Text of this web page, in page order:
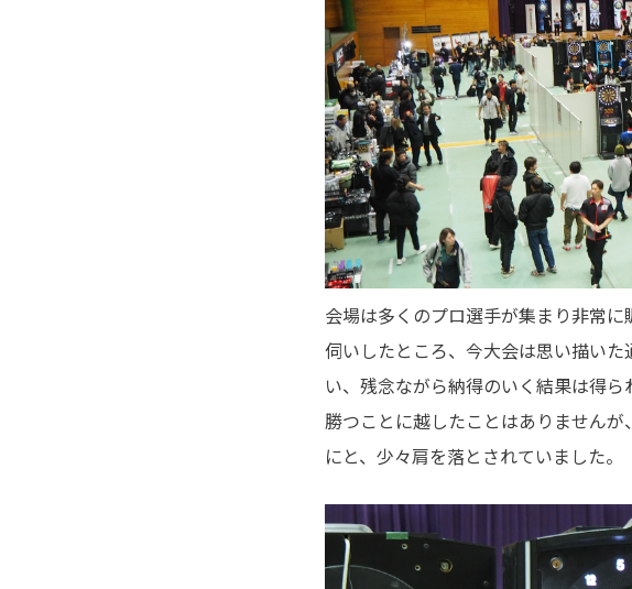
会場は多くのプロ選手が集まり非常
伺いしたところ、今大会は思い描い
い、残念ながら納得のいく結果は得ら
勝つことに越したことはありません
にと、少々肩を落とされていました。